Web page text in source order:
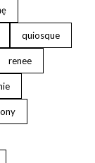
quiosque
renee